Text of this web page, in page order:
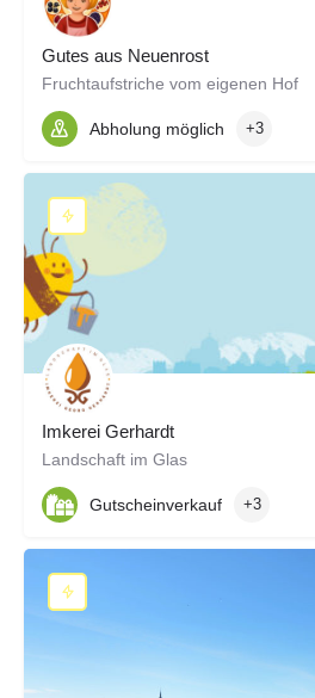
Gutes aus Neuenrost
Fruchtaufstriche vom eigenen Hof
Abholung möglich +3
Imkerei Gerhardt
Landschaft im Glas
Gutscheinverkauf +3